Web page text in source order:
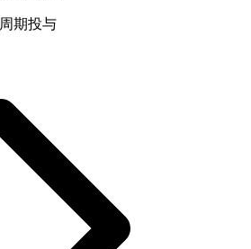
周期投与